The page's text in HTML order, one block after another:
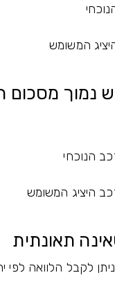
המשומש
נמוך מסכום
הנוכחי
היציג המשומש
תאונתית
לקבל הלוואה לפי